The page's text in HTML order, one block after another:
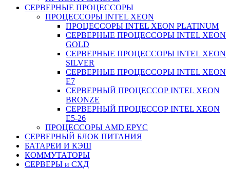
СЕРВЕРНЫЕ ПРОЦЕССОРЫ
ПРОЦЕССОРЫ INTEL XEON
ПРОЦЕССОРЫ INTEL XEON PLATINUM
СЕРВЕРНЫЕ ПРОЦЕССОРЫ INTEL XEON
GOLD
СЕРВЕРНЫЕ ПРОЦЕССОРЫ INTEL XEON
SILVER
СЕРВЕРНЫЕ ПРОЦЕССОРЫ INTEL XEON
Е7
СЕРВЕРНЫЙ ПРОЦЕССОР INTEL XEON
BRONZE
СЕРВЕРНЫЙ ПРОЦЕССОР INTEL XEON
Е5-26
ПРОЦЕССОРЫ AMD EPYC
СЕРВЕРНЫЙ БЛОК ПИТАНИЯ
БАТАРЕИ И КЭШ
КОММУТАТОРЫ
СЕРВЕРЫ и СХД